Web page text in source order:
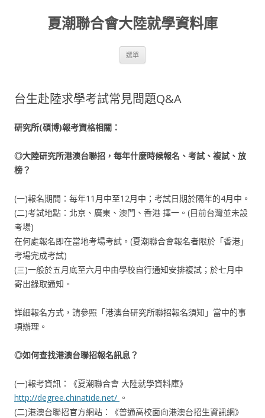
夏潮聯合會大陸就學資料庫
選單
台生赴陸求學考試常見問題Q&A
研究所(碩博)報考資格相關：
◎大陸研究所港澳台聯招，每年什麼時候報名、考試、複試、放
榜？
(一)報名期間：每年11月中至12月中；考試日期於隔年的4月中。
(二)考試地點：北京、廣東、澳門、香港 擇一。(目前台灣並未設
考場)
在何處報名即在當地考場考試。(夏潮聯合會報名者限於「香港」
考場完成考試)
(三)一般於五月底至六月中由學校自行通知安排複試；於七月中
寄出錄取通知。
詳細報名方式，請參照「港澳台研究所聯招報名須知」當中的事
項辦理。
◎如何查找港澳台聯招報名訊息？
(一)報考資訊：《夏潮聯合會 大陸就學資料庫》
http://degree.chinatide.net/ 。
(二)港澳台聯招官方網站：《普通高校面向港澳台招生資訊網》